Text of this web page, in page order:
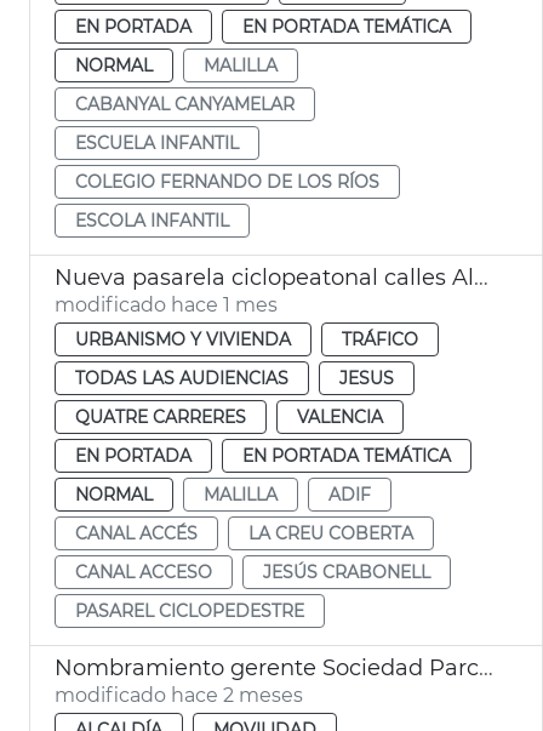
EN PORTADA
EN PORTADA TEMÁTICA
NORMAL
MALILLA
CABANYAL CANYAMELAR
ESCUELA INFANTIL
COLEGIO FERNANDO DE LOS RÍOS
ESCOLA INFANTIL
Nueva pasarela ciclopeatonal calles Almudaina - Oltà València
modificado hace 1 mes
URBANISMO Y VIVIENDA
TRÁFICO
TODAS LAS AUDIENCIAS
JESUS
QUATRE CARRERES
VALENCIA
EN PORTADA
EN PORTADA TEMÁTICA
NORMAL
MALILLA
ADIF
CANAL ACCÉS
LA CREU COBERTA
CANAL ACCESO
JESÚS CRABONELL
PASAREL CICLOPEDESTRE
Nombramiento gerente Sociedad Parco Central València
modificado hace 2 meses